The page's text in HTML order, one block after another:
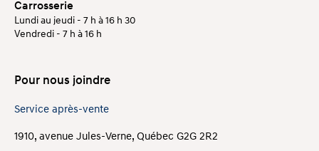
Carrosserie
Lundi au jeudi - 7 h à 16 h 30
Vendredi - 7 h à 16 h
Pour nous joindre
Service après-vente
1910, avenue Jules-Verne, Québec G2G 2R2